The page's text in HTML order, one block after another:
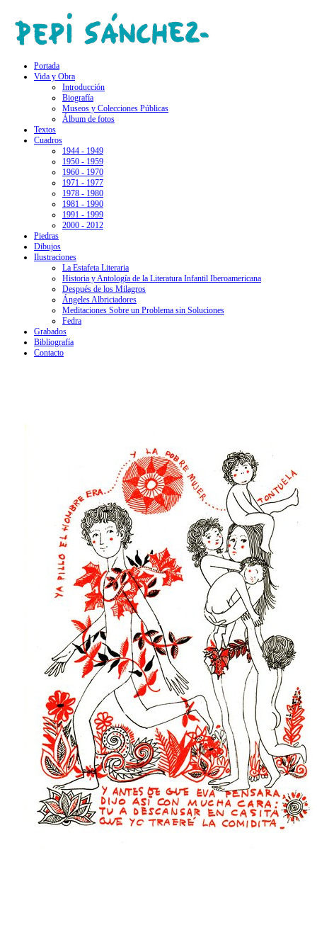
Portada
Vida y Obra
Introducción
Biografía
Museos y Colecciones Públicas
Álbum de fotos
Textos
Cuadros
1944 - 1949
1950 - 1959
1960 - 1970
1971 - 1977
1978 - 1980
1981 - 1990
1991 - 1999
2000 - 2012
Piedras
Dibujos
Ilustraciones
La Estafeta Literaria
Historia y Antología de la Literatura Infantil Iberoamericana
Después de los Milagros
Ángeles Albriciadores
Meditaciones Sobre un Problema sin Soluciones
Fedra
Grabados
Bibliografía
Contacto